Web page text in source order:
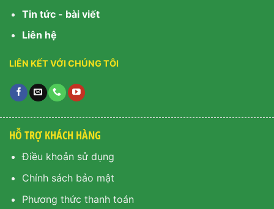
Tin tức - bài viết
Liên hệ
LIÊN KẾT VỚI CHÚNG TÔI
HỖ TRỢ KHÁCH HÀNG
Điều khoản sử dụng
Chính sách bảo mật
Phương thức thanh toán